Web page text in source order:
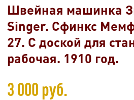
Швейная машинка
Singer. Сфинкс
27. С доской для
рабочая. 1910 год.
3 000 руб.